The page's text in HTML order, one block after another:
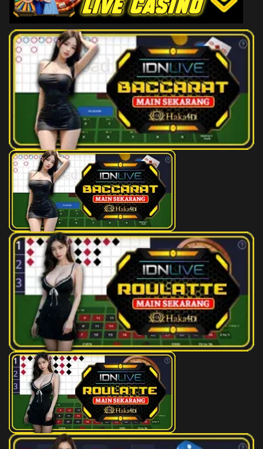
159
Berlomba 3D
311
160
Bersiul 3D
432
161
Bertapa 3D
806
Bertemu Sanak 3D
767
Bertengkar 3D
384
Bertunangan 3D
155
165
Betulkan Jembatan 3D
979
166
Biku Sungai
167
Bir
168
Biscuit
169
Bocah Ramai 3D
086
170
Bola 3D
804
171
Setan - Bandeng - Obor - Jambu
Mente,Mede - Tangan - Betara
Kala
2D
01 (05-
95-12-
172
Orang Mati - Angsa - Loncat
Galah,Lompat - Sawi - Kaki -
Subali
2D
03 (32-
52-85-
25)
173
Dewi Bulan - Kelinci - Renang -
Kapas - Boneka - Dewi Sri
174
Maling Kecil - Macan - Motor
Boat - Kecubung - Pasar -
Talamaria
07)